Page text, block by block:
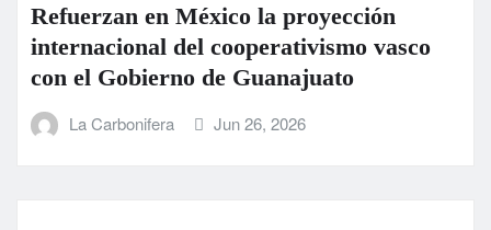
Refuerzan en México la proyección
internacional del cooperativismo vasco
con el Gobierno de Guanajuato
La Carbonifera Jun 26, 2026